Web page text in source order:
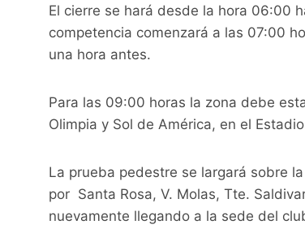
El cierre se hará desde la hora 06:00
competencia comenzará a las 07:00
una hora antes.
Para las 09:00 horas la zona debe
Olimpia y Sol de América, en el
La prueba pedestre se largará sobre
por Santa Rosa, V. Molas, Tte.
nuevamente llegando a la sede del